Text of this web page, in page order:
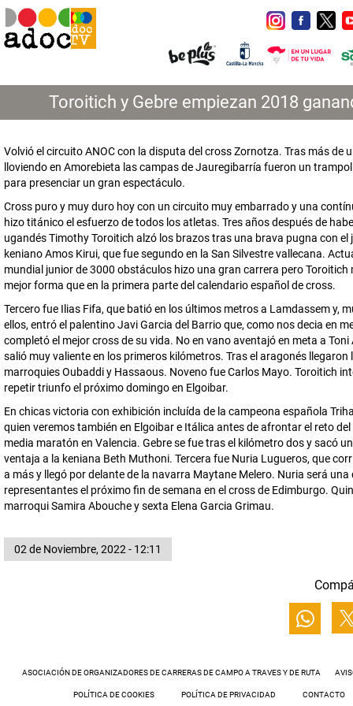
Toroitich y Gebre empiezan 2018
Volvió el circuito ANOC con la disputa del cross Zornotza. Tras más de
lloviendo en Amorebieta las campas de Jauregibarría fueron un
para presenciar un gran espectáculo.
Cross puro y muy duro hoy con un circuito muy embarrado y una
hizo titánico el esfuerzo de todos los atletas. Tres años después de
ugandés Timothy Toroitich alzó los brazos tras una brava pugna con el
keniano Amos Kirui, que fue segundo en la San Silvestre vallecana.
mundial junior de 3000 obstáculos hizo una gran carrera pero Toroitich
mejor forma que en la primera parte del calendario español de cross.
Tercero fue Ilias Fifa, que batió en los últimos metros a Lamdassem y,
ellos, entró el palentino Javi Garcia del Barrio que, como nos decia en
completó el mejor cross de su vida. No en vano aventajó en meta a Toni
salió muy valiente en los primeros kilómetros. Tras el aragonés llegaron
marroquies Oubaddi y Hassaous. Noveno fue Carlos Mayo. Toroitich
repetir triunfo el próximo domingo en Elgoibar.
En chicas victoria con exhibición incluída de la campeona española
quien veremos también en Elgoibar e Itálica antes de afrontar el reto
media maratón en Valencia. Gebre se fue tras el kilómetro dos y sacó
ventaja a la keniana Beth Muthoni. Tercera fue Nuria Lugueros, que
a más y llegó por delante de la navarra Maytane Melero. Nuria será una
representantes el próximo fin de semana en el cross de Edimburgo.
marroqui Samira Abouche y sexta Elena Garcia Grimau.
02 de Noviembre, 2022 - 12:11
ASOCIACIÓN DE ORGANIZADORES DE CARRERAS DE CAMPO A TRAVES Y DE RUTA
POLÍTICA DE COOKIES POLÍTICA DE PRIVACIDAD CONTACTO